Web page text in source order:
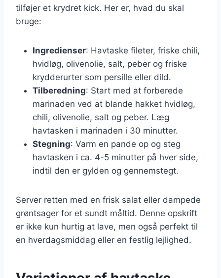
tilføjer et krydret kick. Her er, hvad du skal
bruge:
Ingredienser: Havtaske fileter, friske chili,
hvidløg, olivenolie, salt, peber og friske
krydderurter som persille eller dild.
Tilberedning: Start med at forberede
marinaden ved at blande hakket hvidløg,
chili, olivenolie, salt og peber. Læg
havtasken i marinaden i 30 minutter.
Stegning: Varm en pande op og steg
havtasken i ca. 4-5 minutter på hver side,
indtil den er gylden og gennemstegt.
Server retten med en frisk salat eller dampede
grøntsager for et sundt måltid. Denne opskrift
er ikke kun hurtig at lave, men også perfekt til
en hverdagsmiddag eller en festlig lejlighed.